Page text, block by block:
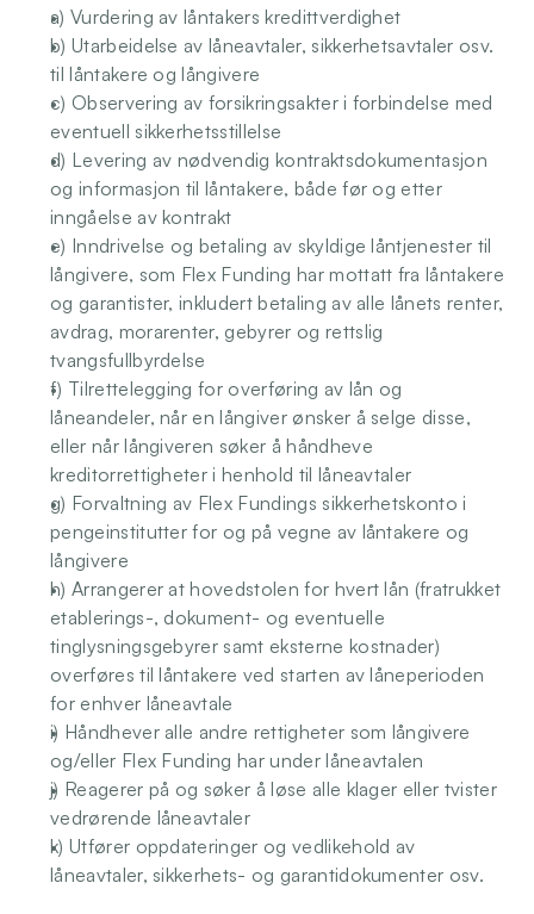
a) Vurdering av låntakers kredittverdighet
b) Utarbeidelse av låneavtaler, sikkerhetsavtaler osv.
til låntakere og långivere
c) Observering av forsikringsakter i forbindelse med
eventuell sikkerhetsstillelse
d) Levering av nødvendig kontraktsdokumentasjon
og informasjon til låntakere, både før og etter
inngåelse av kontrakt
e) Inndrivelse og betaling av skyldige låntjenester til
långivere, som Flex Funding har mottatt fra låntakere
og garantister, inkludert betaling av alle lånets renter,
avdrag, morarenter, gebyrer og rettslig
tvangsfullbyrdelse
f) Tilrettelegging for overføring av lån og
låneandeler, når en långiver ønsker å selge disse,
eller når långiveren søker å håndheve
kreditorrettigheter i henhold til låneavtaler
g) Forvaltning av Flex Fundings sikkerhetskonto i
pengeinstitutter for og på vegne av låntakere og
långivere
h) Arrangerer at hovedstolen for hvert lån (fratrukket
etablerings-, dokument- og eventuelle
tinglysningsgebyrer samt eksterne kostnader)
overføres til låntakere ved starten av låneperioden
for enhver låneavtale
i) Håndhever alle andre rettigheter som långivere
og/eller Flex Funding har under låneavtalen
j) Reagerer på og søker å løse alle klager eller tvister
vedrørende låneavtaler
k) Utfører oppdateringer og vedlikehold av
låneavtaler, sikkerhets- og garantidokumenter osv.